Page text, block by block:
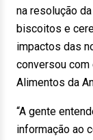
na resolução
biscoitos e
impactos das
conversou com
Alimentos da
“A gente
informação ao